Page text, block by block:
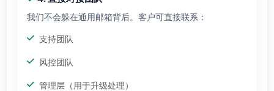
我们不会躲在通用邮箱背后。客户可直接联系：
支持团队
风控团队
管理层（用于升级处理）